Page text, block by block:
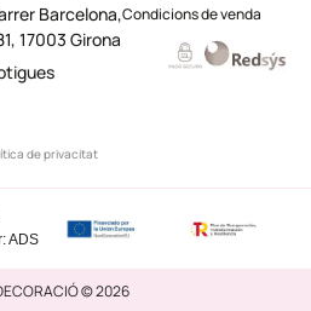
Barcelona,
17003 Girona
de privacitat
Condicions de venda
ADS
© 2026